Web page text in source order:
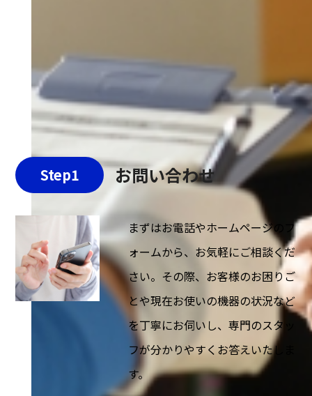
Step1 お問い合わせ
まずはお電話やホームページのフ
ォームから、お気軽にご相談くだ
さい。その際、お客様のお困りご
とや現在お使いの機器の状況など
を丁寧にお伺いし、専門のスタッ
フが分かりやすくお答えいたしま
す。